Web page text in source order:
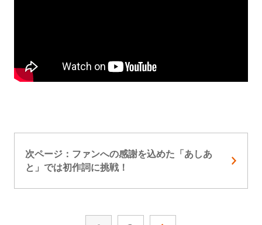
次ページ：ファンへの感謝を込めた「あしあ
と」では初作詞に挑戦！